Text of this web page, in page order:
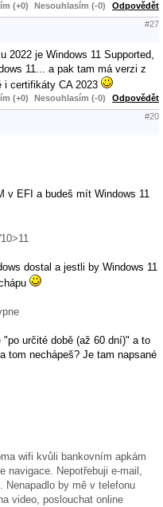
(+0) Nesouhlasím (-0) Odpovědět
#27
2022 je Windows 11 Supported,
11... a pak tam má verzi z
i certifikáty CA 2023
(+0) Nesouhlasím (-0) Odpovědět
#20
v EFI a budeš mít Windows 11
dostal a jestli by Windows 11
určité době (až 60 dní)" a to
tom nechápeš? Je tam napsané
wifi kvůli bankovním apkám
navigace. Nepotřebuji e-mail,
by mě v telefonu
video, poslouchat online